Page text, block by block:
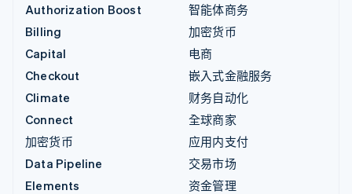
Authorization Boost
Billing
Capital
Checkout
Climate
Connect
加密货币
Data Pipeline
Elements
智能体商务
加密货币
电商
嵌入式金融服务
财务自动化
全球商家
应用内支付
交易市场
资金管理